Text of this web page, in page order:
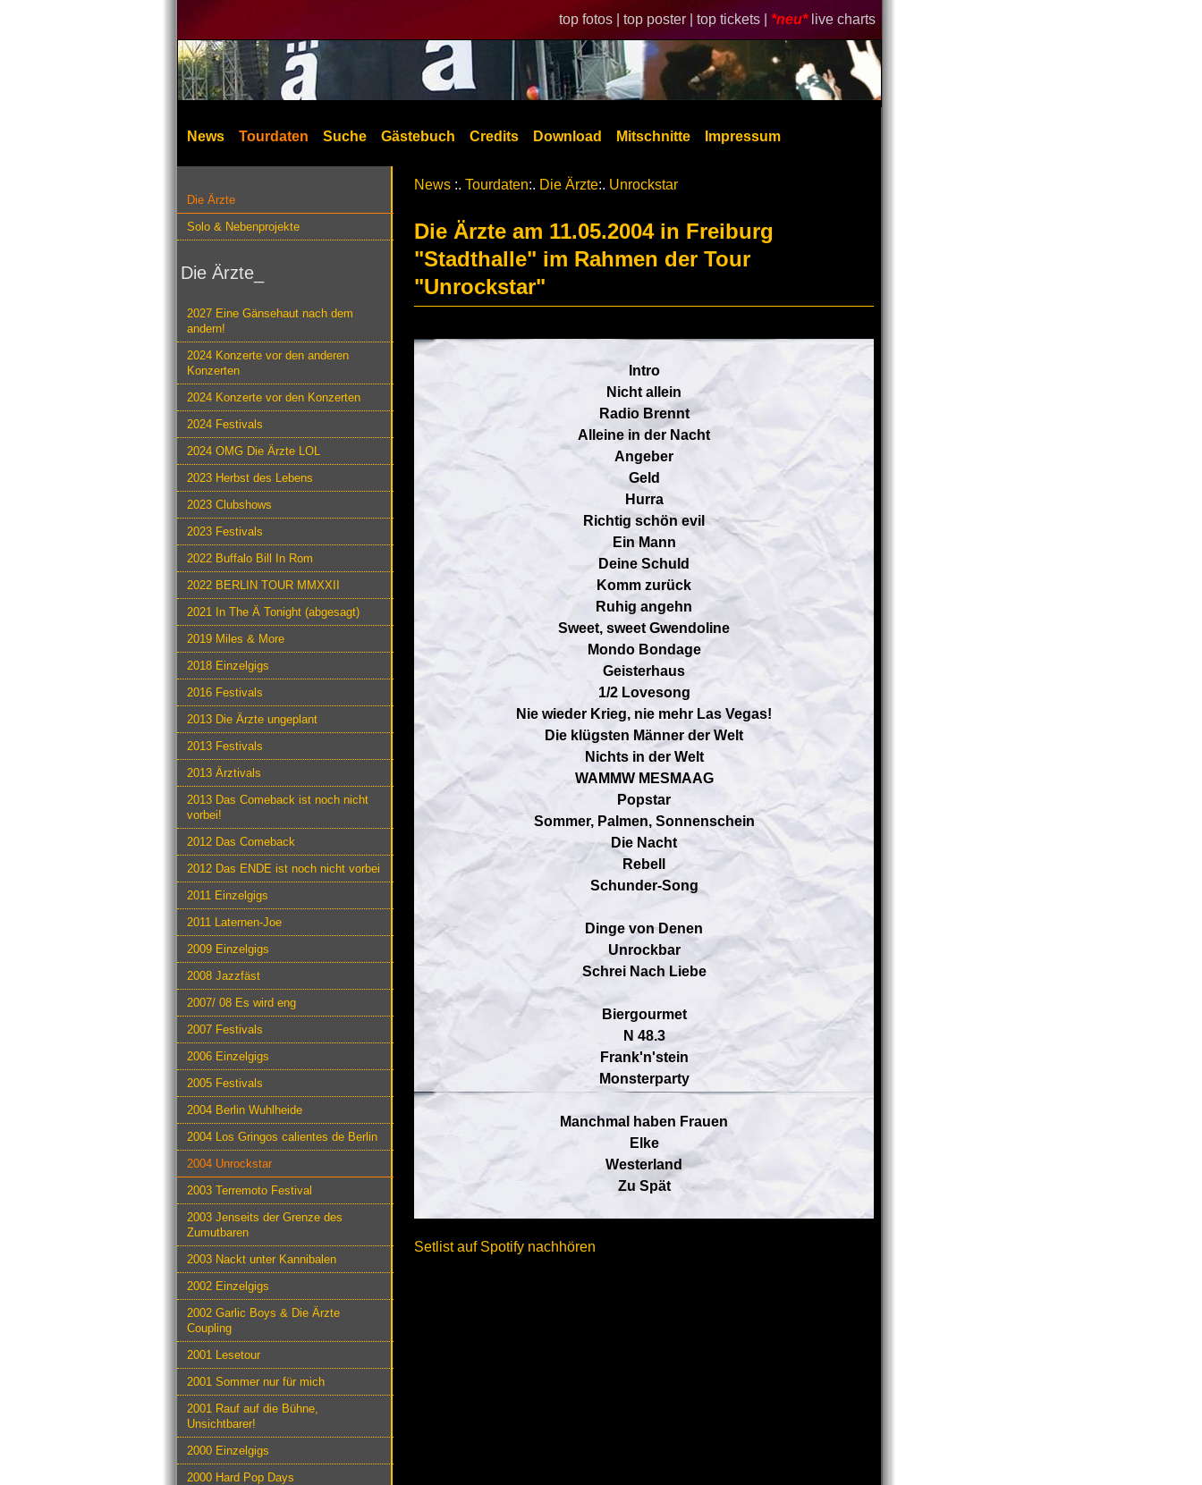
top fotos | top poster | top tickets | *neu* live charts
News Tourdaten Suche Gästebuch Credits Download Mitschnitte Impressum
Die Ärzte
Solo & Nebenprojekte
Die Ärzte_
2027 Eine Gänsehaut nach dem
andern!
2024 Konzerte vor den anderen
Konzerten
2024 Konzerte vor den Konzerten
2024 Festivals
2024 OMG Die Ärzte LOL
2023 Herbst des Lebens
2023 Clubshows
2023 Festivals
2022 Buffalo Bill In Rom
2022 BERLIN TOUR MMXXII
2021 In The Ä Tonight (abgesagt)
2019 Miles & More
2018 Einzelgigs
2016 Festivals
2013 Die Ärzte ungeplant
2013 Festivals
2013 Ärztivals
2013 Das Comeback ist noch nicht
vorbei!
2012 Das Comeback
2012 Das ENDE ist noch nicht vorbei
2011 Einzelgigs
2011 Laternen-Joe
2009 Einzelgigs
2008 Jazzfäst
2007/ 08 Es wird eng
2007 Festivals
2006 Einzelgigs
2005 Festivals
2004 Berlin Wuhlheide
2004 Los Gringos calientes de Berlin
2004 Unrockstar
2003 Terremoto Festival
2003 Jenseits der Grenze des
Zumutbaren
2003 Nackt unter Kannibalen
2002 Einzelgigs
2002 Garlic Boys & Die Ärzte
Coupling
2001 Lesetour
2001 Sommer nur für mich
2001 Rauf auf die Bühne,
Unsichtbarer!
2000 Einzelgigs
2000 Hard Pop Days
News :. Tourdaten:. Die Ärzte:. Unrockstar
Die Ärzte am 11.05.2004 in Freiburg
"Stadthalle" im Rahmen der Tour
"Unrockstar"
Intro
Nicht allein
Radio Brennt
Alleine in der Nacht
Angeber
Geld
Hurra
Richtig schön evil
Ein Mann
Deine Schuld
Komm zurück
Ruhig angehn
Sweet, sweet Gwendoline
Mondo Bondage
Geisterhaus
1/2 Lovesong
Nie wieder Krieg, nie mehr Las Vegas!
Die klügsten Männer der Welt
Nichts in der Welt
WAMMW MESMAAG
Popstar
Sommer, Palmen, Sonnenschein
Die Nacht
Rebell
Schunder-Song
Dinge von Denen
Unrockbar
Schrei Nach Liebe
Biergourmet
N 48.3
Frank'n'stein
Monsterparty
Manchmal haben Frauen
Elke
Westerland
Zu Spät
Setlist auf Spotify nachhören